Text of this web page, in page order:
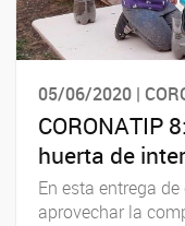
05/06/2020 |
CORONATIP
huerta de
En esta entrega
aprovechar la